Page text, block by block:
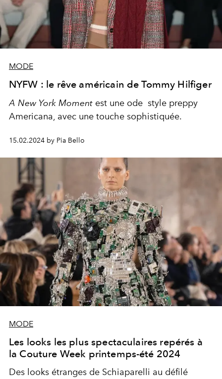
MODE
NYFW : le rêve américain de Tommy Hilfiger
A New York Moment est une ode style preppy
Americana, avec une touche sophistiquée.
15.02.2024 by Pia Bello
MODE
Les looks les plus spectaculaires repérés à
la Couture Week printemps-été 2024
Des looks étranges de Schiaparelli au défilé